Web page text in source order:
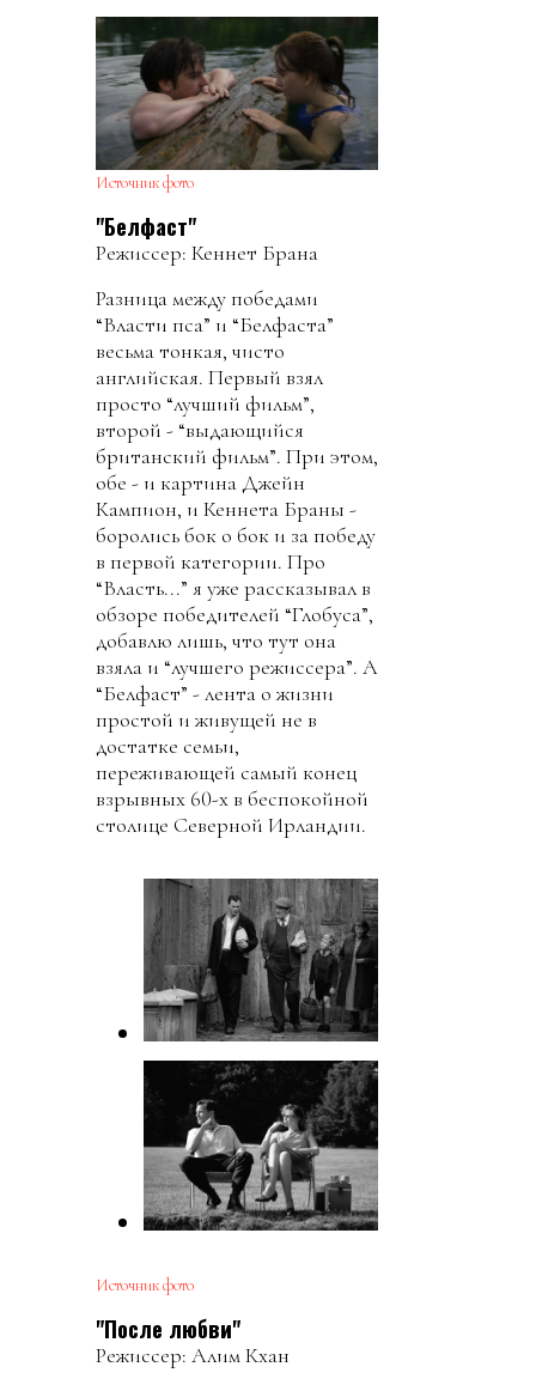
Источник фото
"Белфаст"
Режиссер: Кеннет Брана
Разница между победами
“Власти пса” и “Белфаста”
весьма тонкая, чисто
английская. Первый взял
просто “лучший фильм”,
второй - “выдающийся
британский фильм”. При этом,
обе - и картина Джейн
Кампион, и Кеннета Браны -
боролись бок о бок и за победу
в первой категории. Про
“Власть...” я уже рассказывал в
обзоре победителей “Глобуса”,
добавлю лишь, что тут она
взяла и “лучшего режиссера”. А
“Белфаст” - лента о жизни
простой и живущей не в
достатке семьи,
переживающей самый конец
взрывных 60-х в беспокойной
столице Северной Ирландии.
Источник фото
"После любви"
Режиссер: Алим Кхан